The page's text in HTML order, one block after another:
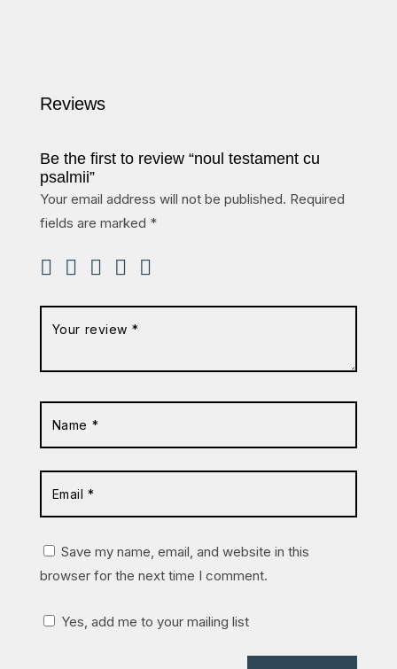
Reviews
Be the first to review “noul testament cu
psalmii”
Your email address will not be published. Required
fields are marked *
Save my name, email, and website in this
browser for the next time I comment.
Yes, add me to your mailing list